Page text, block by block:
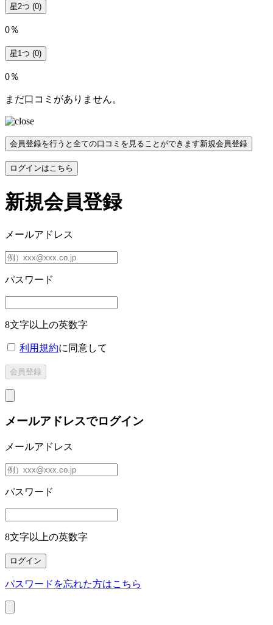
星2つ (0)
0％
星1つ (0)
0％
まだ口コミがありません。
会員登録を行うと全ての口コミを見ることができます新規会員登録
ログインはこちら
新規会員登録
メールアドレス
パスワード
8文字以上の英数字
利用規約に同意して
メールアドレスでログイン
メールアドレス
パスワード
8文字以上の英数字
パスワードを忘れた方はこちら